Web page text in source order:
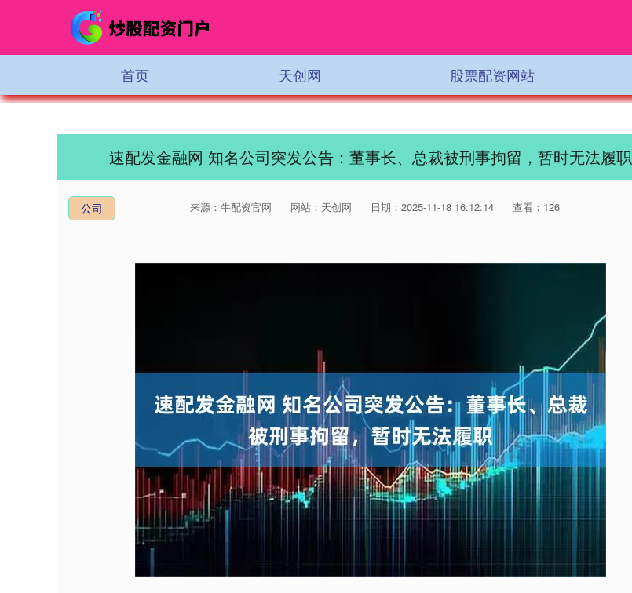
首页 天创网 股票配资网站
速配发金融网 知名公司突发公告：董事长、总裁被刑事拘留，暂时无法履职
公司 来源：牛配资官网 网站：天创网 日期：2025-11-18 16:12:14 查看：126
深证成指 14110.12 -34.08 -0.24% 沪深300 4651.31 -6.85